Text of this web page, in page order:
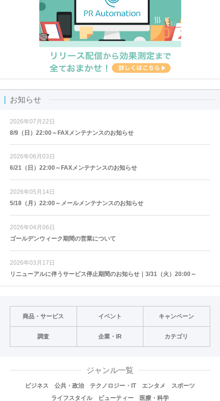
お知らせ
2026年07月22日
8/9（日）22:00～FAXメンテナンスのお知らせ
2026年06月03日
6/21（日）22:00～FAXメンテナンスのお知らせ
2026年05月14日
5/18（月）22:00～メールメンテナンスのお知らせ
2026年04月06日
ゴールデンウィーク期間の営業について
2026年03月17日
リニューアルに伴うサービス停止期間のお知らせ｜3/31（火）20:00～
商品・サービス イベント キャンペーン
調査 企業・IR カテゴリ
ジャンル一覧
ビジネス 公共・政治 テクノロジー・IT エンタメ
スポーツ
ライフスタイル
ビューティー 医療・科学